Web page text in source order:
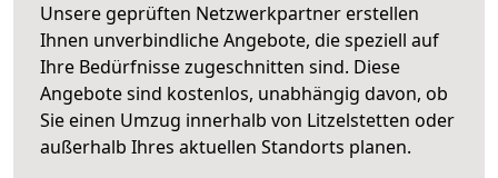
Unsere geprüften Netzwerkpartner erstellen
Ihnen unverbindliche Angebote, die speziell auf
Ihre Bedürfnisse zugeschnitten sind. Diese
Angebote sind kostenlos, unabhängig davon, ob
Sie einen Umzug innerhalb von Litzelstetten oder
außerhalb Ihres aktuellen Standorts planen.